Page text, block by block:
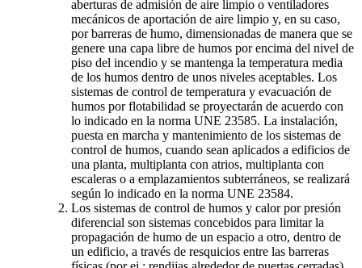
aberturas de admisión de aire limpio o ventiladores
mecánicos de aportación de aire limpio y, en su caso,
por barreras de humo, dimensionadas de manera que se
genere una capa libre de humos por encima del nivel de
piso del incendio y se mantenga la temperatura media
de los humos dentro de unos niveles aceptables. Los
sistemas de control de temperatura y evacuación de
humos por flotabilidad se proyectarán de acuerdo con
lo indicado en la norma UNE 23585. La instalación,
puesta en marcha y mantenimiento de los sistemas de
control de humos, cuando sean aplicados a edificios de
una planta, multiplanta con atrios, multiplanta con
escaleras o a emplazamientos subterráneos, se realizará
según lo indicado en la norma UNE 23584.
Los sistemas de control de humos y calor por presión
diferencial son sistemas concebidos para limitar la
propagación de humo de un espacio a otro, dentro de
un edificio, a través de resquicios entre las barreras